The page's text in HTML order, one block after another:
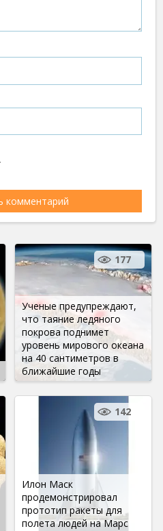
Ученые предупреждают,
что таяние ледяного
покрова поднимет
уровень мирового океана
на 40 сантиметров в
ближайшие годы
177
Илон Маск
продемонстрировал
прототип ракеты для
полета людей на Марс
142